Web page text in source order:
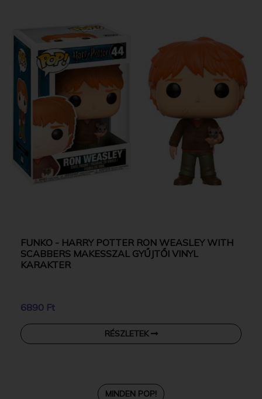
FUNKO - HARRY POTTER RON WEASLEY WITH
SCABBERS MAKESSZAL GYŰJTŐI VINYL
KARAKTER
6890 Ft
RÉSZLETEK
MINDEN POP!